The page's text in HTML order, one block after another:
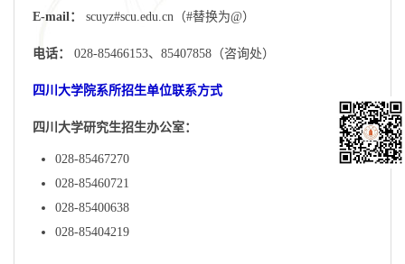
E-mail： scuyz#scu.edu.cn（#替换为@）
电话： 028-85466153、85407858（咨询处）
四川大学院系所招生单位联系方式
四川大学研究生招生办公室：
028-85467270
028-85460721
028-85400638
028-85404219